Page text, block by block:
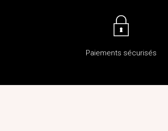
Paiements sécurisés